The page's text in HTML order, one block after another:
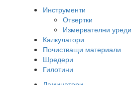
Инструменти
Отвертки
Измервателни уреди
Калкулатори
Почистващи материали
Шредери
Гилотини